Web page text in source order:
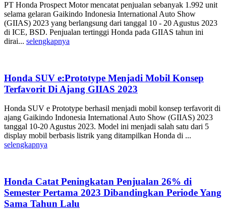
PT Honda Prospect Motor mencatat penjualan sebanyak 1.992 unit
selama gelaran Gaikindo Indonesia International Auto Show
(GIIAS) 2023 yang berlangsung dari tanggal 10 - 20 Agustus 2023
di ICE, BSD. Penjualan tertinggi Honda pada GIIAS tahun ini
dirai... selengkapnya
Honda SUV e:Prototype Menjadi Mobil Konsep
Terfavorit Di Ajang GIIAS 2023
Honda SUV e Prototype berhasil menjadi mobil konsep terfavorit di
ajang Gaikindo Indonesia International Auto Show (GIIAS) 2023
tanggal 10-20 Agustus 2023. Model ini menjadi salah satu dari 5
display mobil berbasis listrik yang ditampilkan Honda di ...
selengkapnya
Honda Catat Peningkatan Penjualan 26% di
Semester Pertama 2023 Dibandingkan Periode Yang
Sama Tahun Lalu